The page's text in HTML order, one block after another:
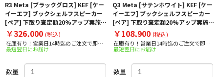
R3 Meta [ブラックグロス] KEF [ケー
イーエフ] ブックシェルフスピーカー
[ペア] 下取り査定額20%アップ実施
中！
￥326,000 (税込)
在庫有り！営業日14時迄のご注文で即日
出荷！
最短翌日にお届け
数量
Q3 Meta [サテンホワイト] KEF [ケー
イーエフ] ブックシェルフスピーカー
[ペア] 下取り査定額20%アップ実施
中！
￥108,900 (税込)
在庫有り！営業日14時迄のご注文で即日
出荷！
最短翌日にお届け
数量